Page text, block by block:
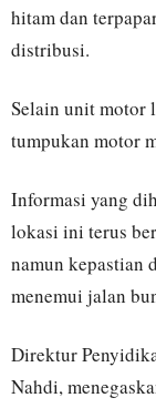
hitam dan
distribusi.
Selain unit motor
tumpukan motor
Informasi yang
lokasi ini terus
namun kepastian
menemui jalan
Direktur
Nahdi,